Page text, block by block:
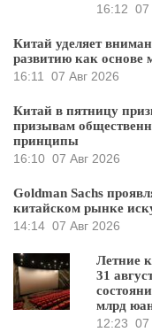
16:12 07
Китай уделяет
развитию как основе
16:11 07 Авг 2026
Китай в пятницу
призывам
принципы
16:10 07 Авг 2026
Goldman Sachs
китайском рынке
14:14 07 Авг 2026
Летние
31
млрд
12:23 07